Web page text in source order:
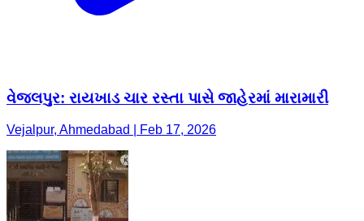
વેજલપુર: રાયખાડ ચાર રસ્તા પાસે જાહેરમાં મારામારી
Vejalpur, Ahmedabad | Feb 17, 2026